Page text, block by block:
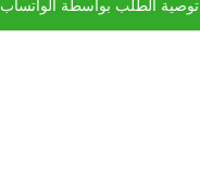
توصية الطلب بواسطة الواتساب